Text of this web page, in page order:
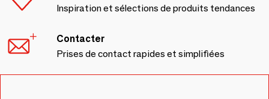
Inspiration et sélections de produits tendances
Contacter
Prises de contact rapides et simplifiées